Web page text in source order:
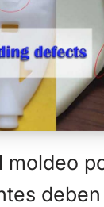
moldeo
deben